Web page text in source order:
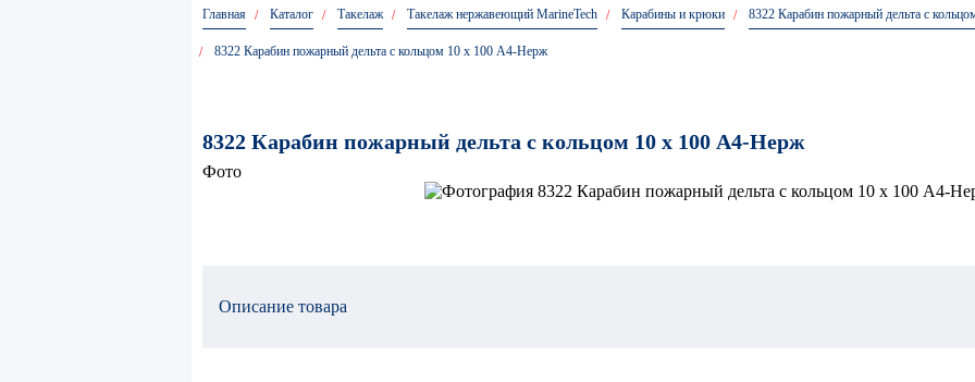
Главная Каталог Такелаж Такелаж нержавеющий MarineTech Карабины и крюки 8322 Карабин пожарный дельта с
8322 Карабин пожарный дельта с кольцом 10 x 100 А4-Нерж
8322 Карабин пожарный дельта с кольцом 10 x 100 А4-Нерж
Фото
Описание товара